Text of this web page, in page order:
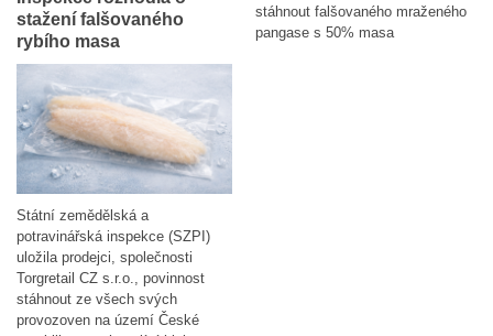
stažení falšovaného
rybího masa
Státní zemědělská a
potravinářská inspekce (SZPI)
uložila prodejci, společnosti
Torgretail CZ s.r.o., povinnost
stáhnout ze všech svých
provozoven na území České
stáhnout falšovaného mraženého
pangase s 50% masa